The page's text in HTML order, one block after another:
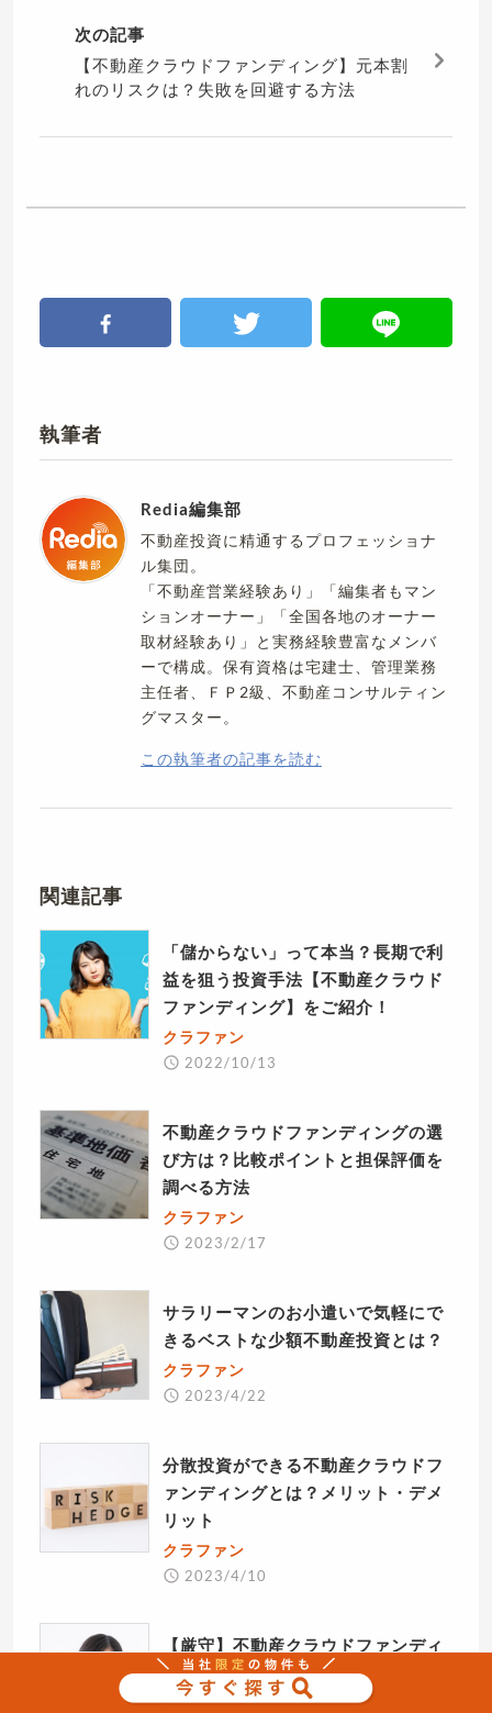
次の記事
【不動産クラウドファンディング】元本割
れのリスクは？失敗を回避する方法
執筆者
Redia編集部
不動産投資に精通するプロフェッショナ
ル集団。
「不動産営業経験あり」「編集者もマン
ションオーナー」「全国各地のオーナー
取材経験あり」と実務経験豊富なメンバ
ーで構成。保有資格は宅建士、管理業務
主任者、ＦＰ2級、不動産コンサルティン
グマスター。
この執筆者の記事を読む
関連記事
「儲からない」って本当？長期で利
益を狙う投資手法【不動産クラウド
ファンディング】をご紹介！
クラファン
2022/10/13
不動産クラウドファンディングの選
び方は？比較ポイントと担保評価を
調べる方法
クラファン
2023/2/17
サラリーマンのお小遣いで気軽にで
きるベストな少額不動産投資とは？
クラファン
2023/4/22
分散投資ができる不動産クラウドフ
ァンディングとは？メリット・デメ
リット
クラファン
2023/4/10
【厳守】不動産クラウドファンディ
ングが会社にバレない3つの行動
クラファン